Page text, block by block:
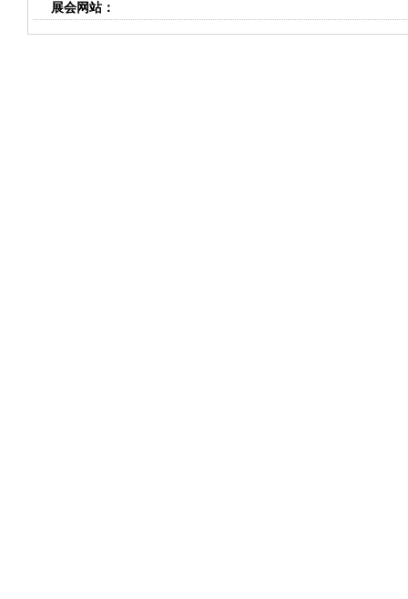
展会网站：